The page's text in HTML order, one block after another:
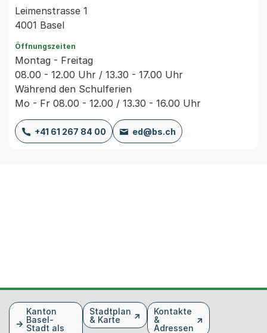
Leimenstrasse 1
4001 Basel
Öffnungszeiten
Montag - Freitag
08.00 - 12.00 Uhr / 13.30 - 17.00 Uhr
Während den Schulferien
Mo - Fr 08.00 - 12.00 / 13.30 - 16.00 Uhr
+41 61 267 84 00 ed@bs.ch
FusszeileKanton
Basel-
Stadt als
Stadtplan
& Karte
Kontakte
&
Adressen